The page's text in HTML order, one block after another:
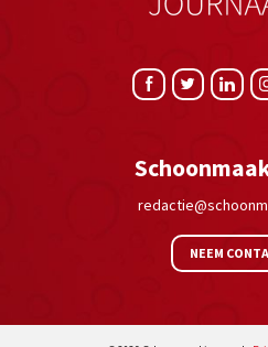
NEEM